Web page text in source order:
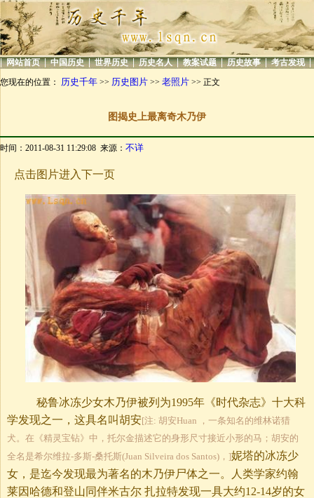
| 网站首页 | 中国历史 | 世界历史 | 历史名人 | 教案试题 | 历史故事 | 考古发现 |
您现在的位置： 历史千年 >> 历史图片 >> 老照片 >> 正文
图揭史上最离奇木乃伊
时间：2011-08-31 11:29:08 来源： 不详
点击图片进入下一页
秘鲁冰冻少女木乃伊被列为1995年《时代杂志》十大科
学发现之一，这具名叫胡安[注: 胡安Huan ，一条知名的维林诺猎
犬。在《精灵宝钻》中，托尔金描述它的身形尺寸接近小形的马；胡安的
全名是希尔维拉-多斯-桑托斯(Juan Silveira dos Santos)，]妮塔的冰冻少
女，是迄今发现最为著名的木乃伊尸体之一。人类学家约翰
莱因哈德和登山同伴米古尔 扎拉特发现一具大约12-14岁的女